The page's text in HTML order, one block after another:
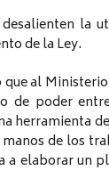
la
de la Ley.
al
de poder
herramienta
de los
elaborar un